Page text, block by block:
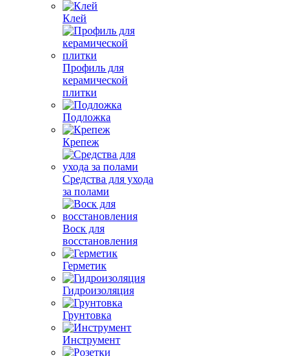
Клей
Профиль для
керамической
плитки
Подложка
Крепеж
Средства для ухода
за полами
Воск для
восстановления
Герметик
Гидроизоляция
Грунтовка
Инструмент